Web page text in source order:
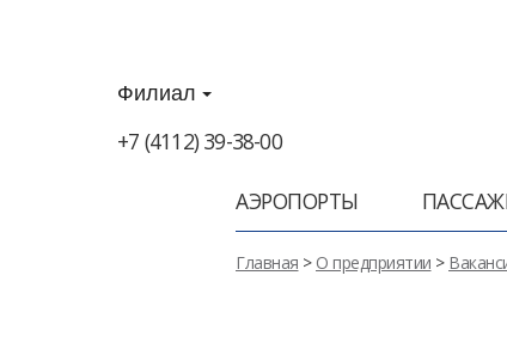
Филиал
+7 (4112) 39-38-00
АЭРОПОРТЫ
Главная > О предприятии >